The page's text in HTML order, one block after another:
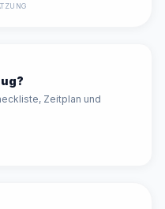
Zeitplan und